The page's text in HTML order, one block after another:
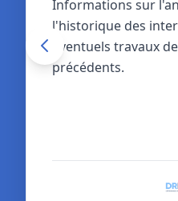
Informations sur
l'historique des
éventuels travaux
précédents.
Référentiel normatif
362 ou NF EN
garanties légales